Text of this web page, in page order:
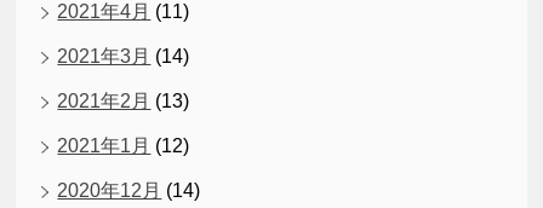
2021年4月 (11)
2021年3月 (14)
2021年2月 (13)
2021年1月 (12)
2020年12月 (14)